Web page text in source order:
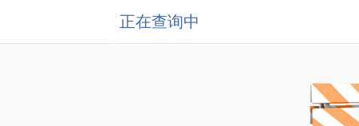
正在查询中